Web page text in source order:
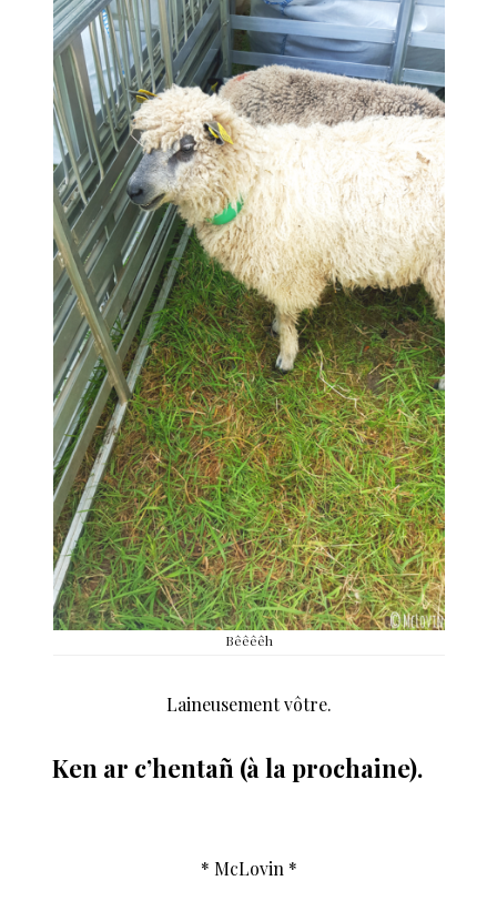
Bêêêêh
Laineusement vôtre.
Ken ar c’hentañ (à la prochaine).
* McLovin *